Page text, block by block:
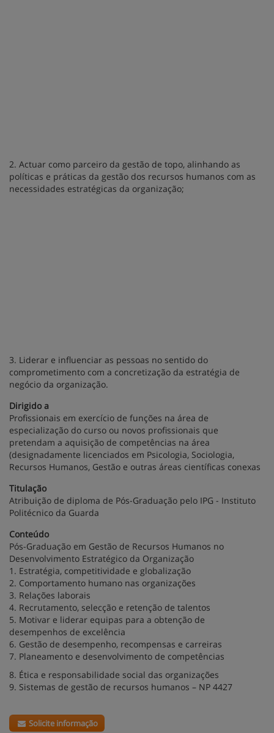
2. Actuar como parceiro da gestão de topo, alinhando as
políticas e práticas da gestão dos recursos humanos com as
necessidades estratégicas da organização;
3. Liderar e influenciar as pessoas no sentido do
comprometimento com a concretização da estratégia de
negócio da organização.
Dirigido a
Profissionais em exercício de funções na área de
especialização do curso ou novos profissionais que
pretendam a aquisição de competências na área
(designadamente licenciados em Psicologia, Sociologia,
Recursos Humanos, Gestão e outras áreas científicas conexas
Titulação
Atribuição de diploma de Pós-Graduação pelo IPG - Instituto
Politécnico da Guarda
Conteúdo
Pós-Graduação em Gestão de Recursos Humanos no
Desenvolvimento Estratégico da Organização
1. Estratégia, competitividade e globalização
2. Comportamento humano nas organizações
3. Relações laborais
4. Recrutamento, selecção e retenção de talentos
5. Motivar e liderar equipas para a obtenção de
desempenhos de excelência
6. Gestão de desempenho, recompensas e carreiras
7. Planeamento e desenvolvimento de competências
8. Ética e responsabilidade social das organizações
9. Sistemas de gestão de recursos humanos – NP 4427
Solicite informação